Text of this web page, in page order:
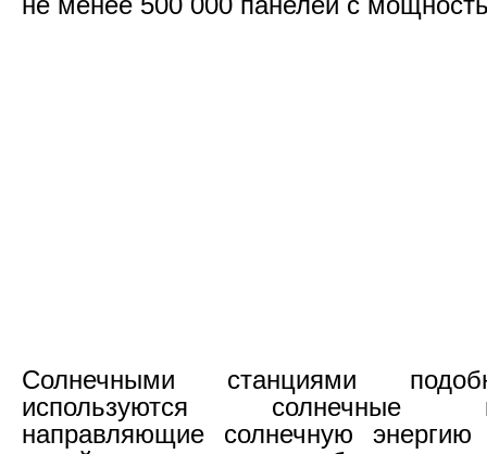
Солнечными станциями
используются солнечные
направляющие солнечную